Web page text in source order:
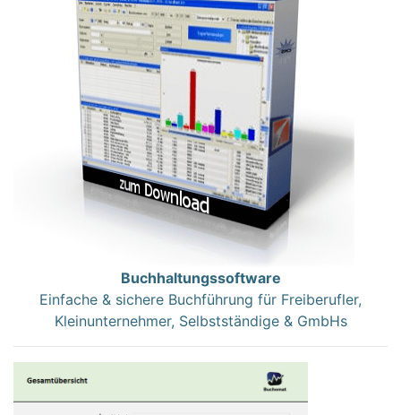
Buchhaltungssoftware
Einfache & sichere Buchführung für Freiberufler,
Kleinunternehmer, Selbstständige & GmbHs